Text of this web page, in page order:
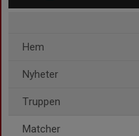
Hem
Nyheter
Truppen
Matcher